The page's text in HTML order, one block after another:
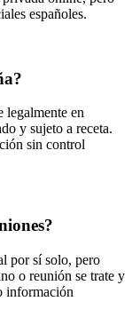
españoles.
legalmente en
y sujeto a receta.
sin control
por sí solo, pero
o reunión se trate y
información